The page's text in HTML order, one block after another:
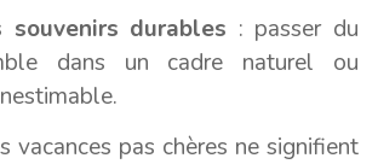
souvenirs durables : passer du
dans un cadre naturel ou
vacances pas chères ne signifient